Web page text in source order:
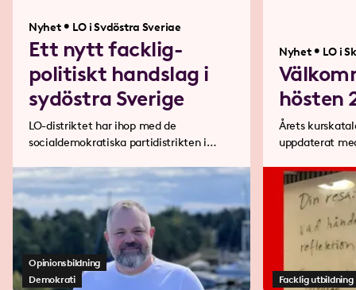
Nyhet • LO i Sydöstra Sverige
Ett nytt facklig-
politiskt handslag i
sydöstra Sverige
LO-distriktet har ihop med de
socialdemokratiska partidistrikten i
län, Kalmar län och Kronobergs län
arbetat fram ett nytt handslag. Vi är
överens på 57 punkter och ska
gemensamt verka för en bättre politik
för alla arbetare.
Opinionsbildning
Demokrati
Nyhet • LO i
hösten
Årets
uppdaterat
Facklig utbildning